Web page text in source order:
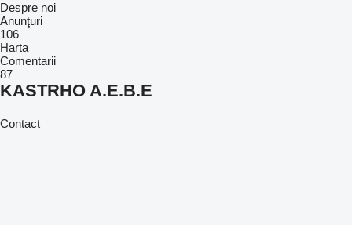
Despre noi
Anunţuri
106
Harta
Comentarii
87
KASTRHO A.E.B.E
Contact